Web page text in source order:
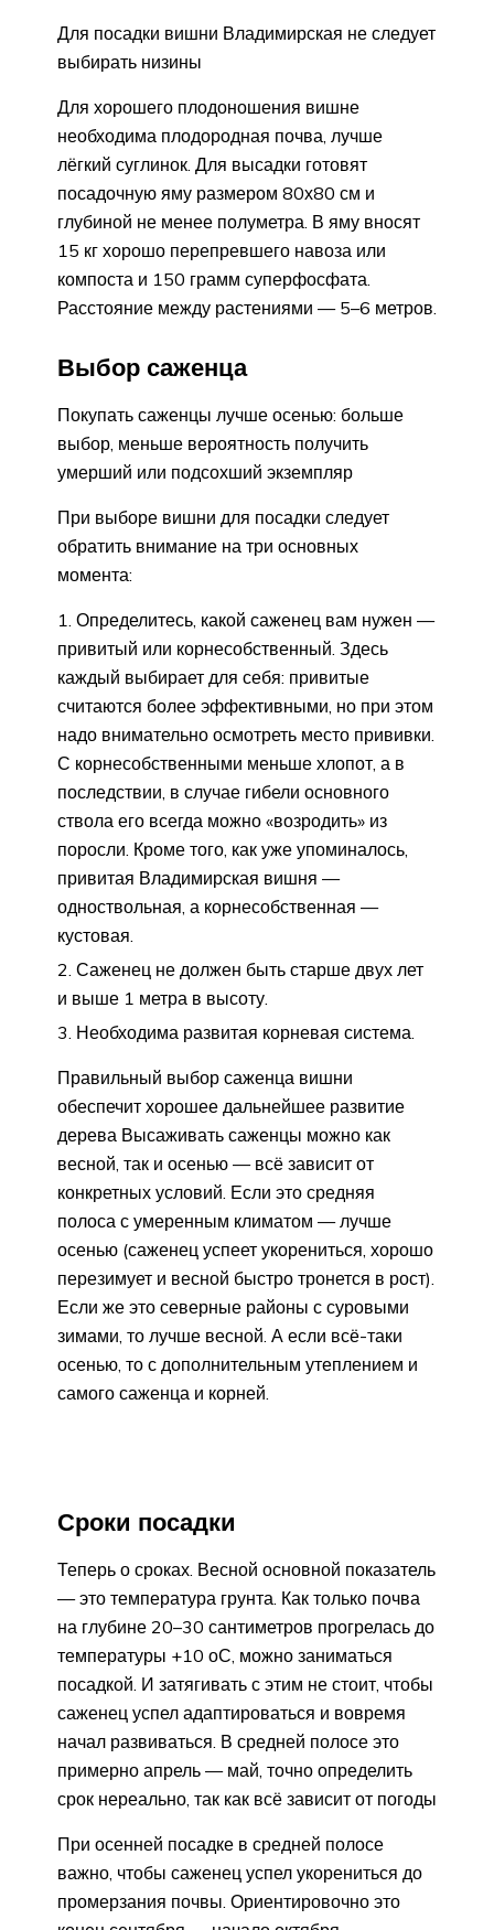
Для посадки вишни Владимирская не следует
выбирать низины
Для хорошего плодоношения вишне
необходима плодородная почва, лучше
лёгкий суглинок. Для высадки готовят
посадочную яму размером 80х80 см и
глубиной не менее полуметра. В яму вносят
15 кг хорошо перепревшего навоза или
компоста и 150 грамм суперфосфата.
Расстояние между растениями — 5–6 метров.
Выбор саженца
Покупать саженцы лучше осенью: больше
выбор, меньше вероятность получить
умерший или подсохший экземпляр
При выборе вишни для посадки следует
обратить внимание на три основных
момента:
Определитесь, какой саженец вам нужен —
привитый или корнесобственный. Здесь
каждый выбирает для себя: привитые
считаются более эффективными, но при этом
надо внимательно осмотреть место прививки.
С корнесобственными меньше хлопот, а в
последствии, в случае гибели основного
ствола его всегда можно «возродить» из
поросли. Кроме того, как уже упоминалось,
привитая Владимирская вишня —
одноствольная, а корнесобственная —
кустовая.
Саженец не должен быть старше двух лет
и выше 1 метра в высоту.
Необходима развитая корневая система.
Правильный выбор саженца вишни
обеспечит хорошее дальнейшее развитие
дерева Высаживать саженцы можно как
весной, так и осенью — всё зависит от
конкретных условий. Если это средняя
полоса с умеренным климатом — лучше
осенью (саженец успеет укорениться, хорошо
перезимует и весной быстро тронется в рост).
Если же это северные районы с суровыми
зимами, то лучше весной. А если всё-таки
осенью, то с дополнительным утеплением и
самого саженца и корней.
Сроки посадки
Теперь о сроках. Весной основной показатель
— это температура грунта. Как только почва
на глубине 20–30 сантиметров прогрелась до
температуры +10 оС, можно заниматься
посадкой. И затягивать с этим не стоит, чтобы
саженец успел адаптироваться и вовремя
начал развиваться. В средней полосе это
примерно апрель — май, точно определить
срок нереально, так как всё зависит от погоды
При осенней посадке в средней полосе
важно, чтобы саженец успел укорениться до
промерзания почвы. Ориентировочно это